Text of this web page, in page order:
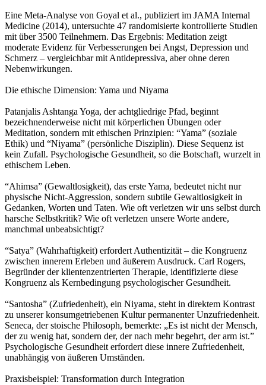
Eine Meta-Analyse von Goyal et al., publiziert im JAMA Internal
Medicine (2014), untersuchte 47 randomisierte kontrollierte Studien
mit über 3500 Teilnehmern. Das Ergebnis: Meditation zeigt
moderate Evidenz für Verbesserungen bei Angst, Depression und
Schmerz – vergleichbar mit Antidepressiva, aber ohne deren
Nebenwirkungen.
Die ethische Dimension: Yama und Niyama
Patanjalis Ashtanga Yoga, der achtgliedrige Pfad, beginnt
bezeichnenderweise nicht mit körperlichen Übungen oder
Meditation, sondern mit ethischen Prinzipien: “Yama” (soziale
Ethik) und “Niyama” (persönliche Disziplin). Diese Sequenz ist
kein Zufall. Psychologische Gesundheit, so die Botschaft, wurzelt in
ethischem Leben.
“Ahimsa” (Gewaltlosigkeit), das erste Yama, bedeutet nicht nur
physische Nicht-Aggression, sondern subtile Gewaltlosigkeit in
Gedanken, Worten und Taten. Wie oft verletzen wir uns selbst durch
harsche Selbstkritik? Wie oft verletzen unsere Worte andere,
manchmal unbeabsichtigt?
“Satya” (Wahrhaftigkeit) erfordert Authentizität – die Kongruenz
zwischen innerem Erleben und äußerem Ausdruck. Carl Rogers,
Begründer der klientenzentrierten Therapie, identifizierte diese
Kongruenz als Kernbedingung psychologischer Gesundheit.
“Santosha” (Zufriedenheit), ein Niyama, steht in direktem Kontrast
zu unserer konsumgetriebenen Kultur permanenter Unzufriedenheit.
Seneca, der stoische Philosoph, bemerkte: „Es ist nicht der Mensch,
der zu wenig hat, sondern der, der nach mehr begehrt, der arm ist.”
Psychologische Gesundheit erfordert diese innere Zufriedenheit,
unabhängig von äußeren Umständen.
Praxisbeispiel: Transformation durch Integration